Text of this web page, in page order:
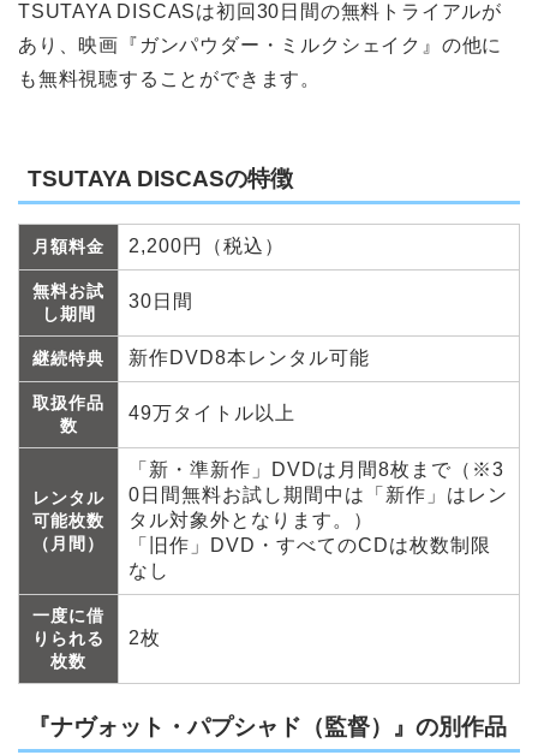
TSUTAYA DISCASは初回30日間の無料トライアルが
あり、映画『ガンパウダー・ミルクシェイク』の他に
も無料視聴することができます。
TSUTAYA DISCASの特徴
月額料金 2,200円（税込）
無料お試
し期間
30日間
継続特典 新作DVD8本レンタル可能
取扱作品
数
49万タイトル以上
レンタル
可能枚数
（月間）
「新・準新作」DVDは月間8枚まで（※3
0日間無料お試し期間中は「新作」はレン
タル対象外となります。）
「旧作」DVD・すべてのCDは枚数制限
なし
一度に借
りられる
枚数
2枚
『ナヴォット・パプシャド（監督）』の別作品